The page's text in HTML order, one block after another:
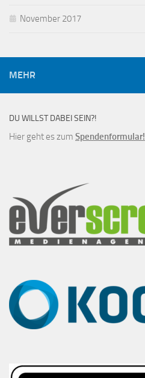
November 2017
MEHR
DU WILLST DABEI SEIN?!
Hier geht es zum Spendenformular!